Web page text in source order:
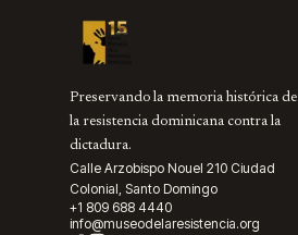
Preservando la memoria histórica de
la resistencia dominicana contra la
dictadura.
Calle Arzobispo Nouel 210 Ciudad
Colonial, Santo Domingo
+1 809 688 4440
info@museodelaresistencia.org